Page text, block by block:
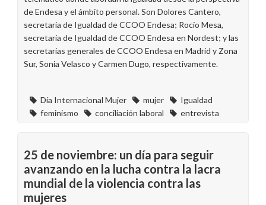
de Endesa y el ámbito personal. Son Dolores Cantero,
secretaria de Igualdad de CCOO Endesa; Rocío Mesa,
secretaría de Igualdad de CCOO Endesa en Nordest; y las
secretarias generales de CCOO Endesa en Madrid y Zona
Sur, Sonia Velasco y Carmen Dugo, respectivamente.
Día Internacional Mujer mujer
Igualdad
feminismo
conciliación laboral entrevista
25 de noviembre: un día para seguir
avanzando en la lucha contra la lacra
mundial de la violencia contra las
mujeres